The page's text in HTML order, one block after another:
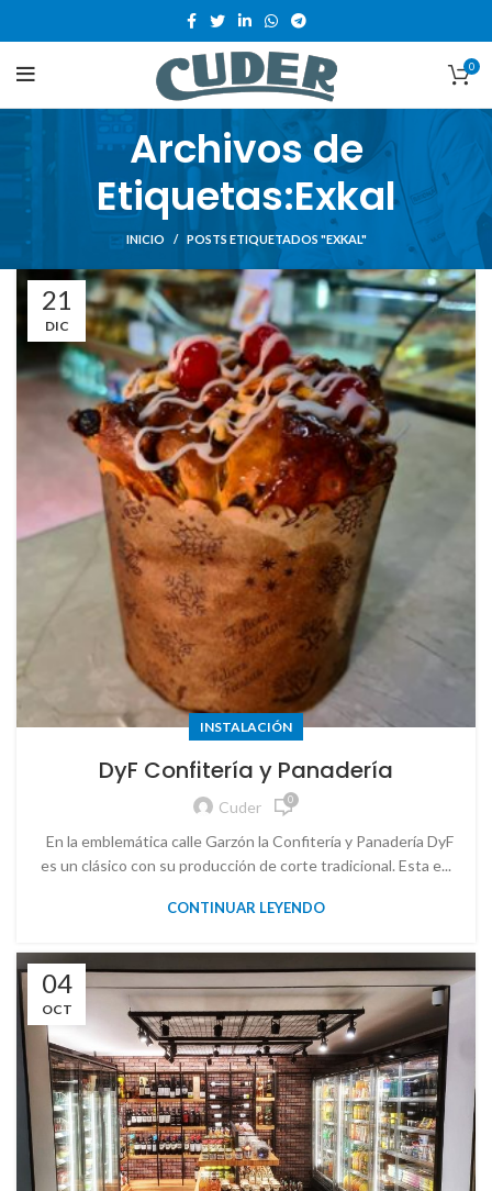
0
Archivos de
Etiquetas:Exkal
INICIO POSTS ETIQUETADOS "EXKAL"
21
DIC
INSTALACIÓN
DyF Confitería y Panadería
Cuder 0
En la emblemática calle Garzón la Confitería y Panadería DyF
es un clásico con su producción de corte tradicional. Esta e...
CONTINUAR LEYENDO
04
OCT